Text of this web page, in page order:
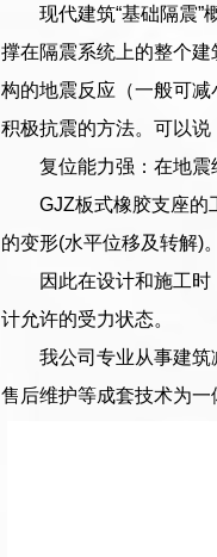
现代建筑“基础隔震
撑在隔震系统上的整个
构的地震反应（一般可
积极抗震的方法。可以说
复位能力强：在地震
GJZ板式橡胶支座的
的变形(水平位移及转解)。
因此在设计和施工
计允许的受力状态。
我公司专业从事建筑
售后维护等成套技术为一